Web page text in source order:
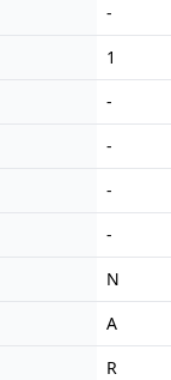
-
1
-
-
-
-
N
A
R